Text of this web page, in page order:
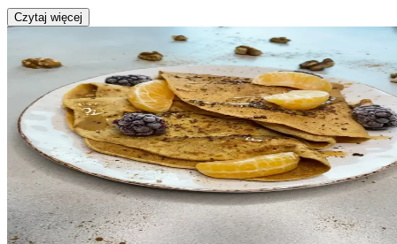
Czytaj więcej